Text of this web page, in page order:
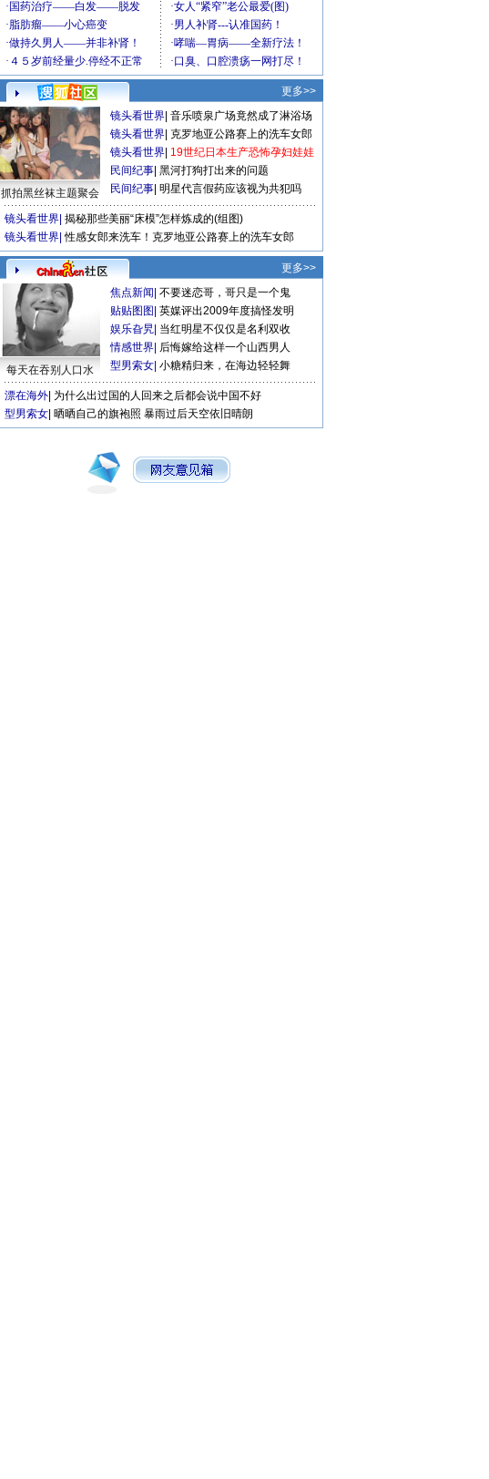
更多>>
抓拍黑丝袜主题聚会
镜头看世界 音乐喷泉广场竟然成了淋浴场
镜头看世界 克罗地亚公路赛上的洗车女郎
镜头看世界 19世纪日本生产恐怖孕妇娃娃
民间纪事 黑河打狗打出来的问题
民间纪事 明星代言假药应该视为共犯吗
镜头看世界 揭秘那些美丽“床模”怎样炼成的(组图)
镜头看世界 性感女郎来洗车！克罗地亚公路赛上的洗车女郎
更多>>
每天在吞别人口水
焦点新闻 不要迷恋哥，哥只是一个鬼
贴贴图图 英媒评出2009年度搞怪发明
娱乐旮旯 当红明星不仅仅是名利双收
情感世界 后悔嫁给这样一个山西男人
型男索女 小糖精归来，在海边轻轻舞
漂在海外 为什么出过国的人回来之后都会说中国不好
型男索女 晒晒自己的旗袍照 暴雨过后天空依旧晴朗